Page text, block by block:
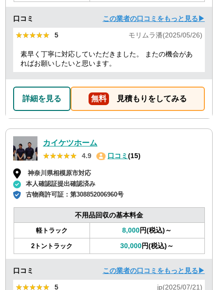
口コミ この業者の口コミをもっと見る▶
★★★★★
★★★★★ 5 モリムラ潘(2025/05/26)
素早く丁寧に対応していただきました。 またの機会があ
ればお願いしたいと思います。
詳細を見る 無料 見積もりをしてみる
カイケツホーム
★★★★★
★★★★★ 4.9 口コミ (15)
神奈川県相模原市対応
本人確認証提出確認済み
古物商許可証：第308852006960号
不用品回収の基本料金
軽トラック 8,000円(税込)～
2トントラック 30,000円(税込)～
口コミ この業者の口コミをもっと見る▶
★★★★★
★★★★★ 5 jp(2025/07/21)